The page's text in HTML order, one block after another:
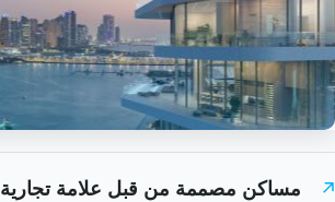
مساكن مصممة من قبل علامة تجارية